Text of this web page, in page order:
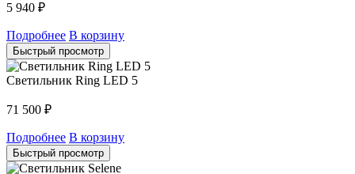
5 940 ₽
Подробнее В корзину
Быстрый просмотр
Светильник Ring LED 5
71 500 ₽
Подробнее В корзину
Быстрый просмотр